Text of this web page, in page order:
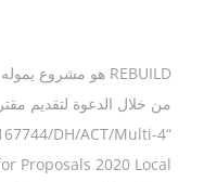
REBUILD هو مشروع يموله
من خلال الدعوة لتقديم
DH/ACT/Multi-4
Proposals 2020 Local